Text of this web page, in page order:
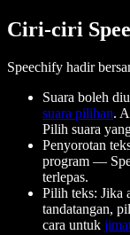
Ciri-ciri
Speechify hadir
Suara boleh
suara pilihan.
Pilih suara
Penyorotan
program —
terlepas.
Pilih teks: Jika
tandatangan,
cara untuk